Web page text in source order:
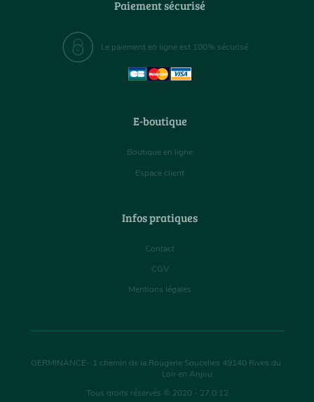
Paiement sécurisé
Le paiement en ligne est 100% sécurisé
E-boutique
Boutique en ligne
Espace client
Infos pratiques
Contact
CGV
Mentions légales
GERMINANCE- 1 chemin de la Rougerie Soucelles 49140 Rives du
Loir en Anjou
Tous droits réservés © 2020 - 27.0.12